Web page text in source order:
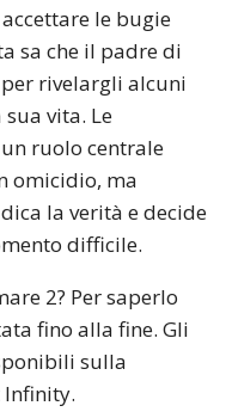
le bugie
sa che il padre di
rivelargli alcuni
vita. Le
ruolo centrale
omicidio, ma
la verità e decide
difficile.
2? Per saperlo
fino alla fine. Gli
sulla